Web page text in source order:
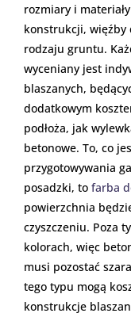
rozmiary i
konstrukcji, więźby
rodzaju gruntu.
wyceniany jest
blaszanych,
dodatkowym
podłoża, jak
betonowe. To, co
przygotowywania
posadzki, to farba
powierzchnia
czyszczeniu. Poza
kolorach, więc
musi pozostać
tego typu mogą
konstrukcje